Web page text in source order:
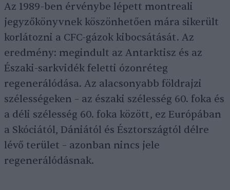
Az 1989-ben érvénybe lépett montreali
jegyzőkönyvnek köszönhetően mára sikerült
korlátozni a CFC-gázok kibocsátását. Az
eredmény: megindult az Antarktisz és az
Északi-sarkvidék feletti ózonréteg
regenerálódása. Az alacsonyabb földrajzi
szélességeken – az északi szélesség 60. foka és
a déli szélesség 60. foka között, ez Európában
a Skóciától, Dániától és Észtországtól délre
lévő terület – azonban nincs jele
regenerálódásnak.